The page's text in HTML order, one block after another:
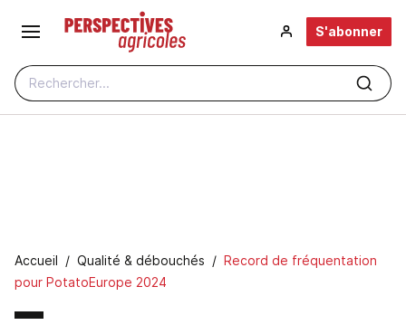
Aller au contenu principal
Rechercher...
S'abonner
Fil d'Ariane
Accueil Qualité & débouchés
Record de fréquentation
pour PotatoEurope 2024